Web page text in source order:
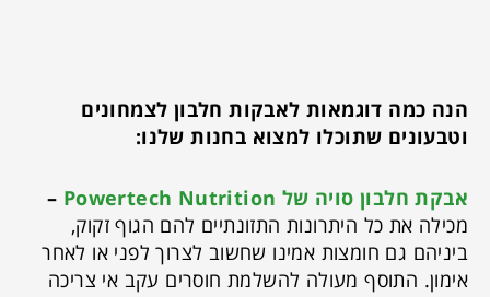
הנה כמה דוגמאות לאבקות חלבון לצמחונים
וטבעונים שתוכלו למצוא בחנות שלנו:
אבקת חלבון סויה של Powertech Nutrition
–
מכילה את כל היתרונות התזונתיים להם הגוף זקוק,
ביניהם גם חומצות אמינו שחשוב לצרוך לפני או לאחר
אימון. התוסף מעולה להשלמת חוסרים עקב אי צריכה